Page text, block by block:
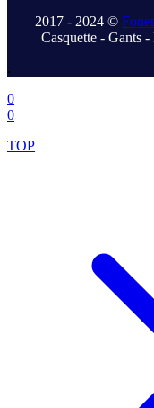
2017 - 2024 ©
Casquette - Gants
.
0
0
TOP